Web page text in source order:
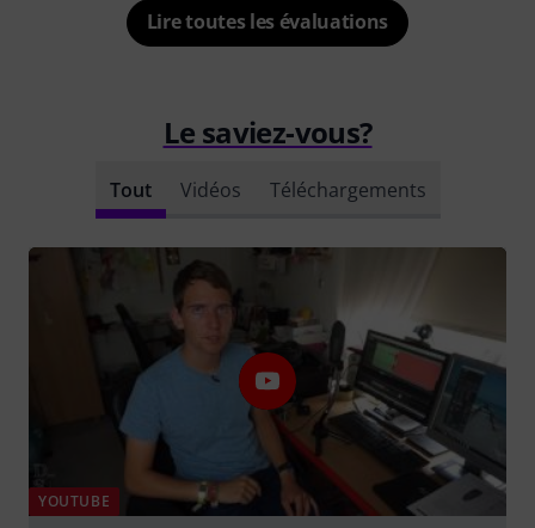
Lire toutes les évaluations
Le saviez-vous?
Tout Vidéos Téléchargements
YOUTUBE